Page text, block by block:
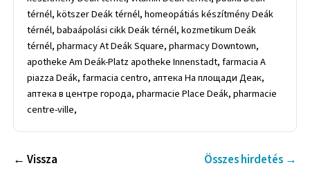
térnél, kötszer Deák térnél, homeopátiás készítmény Deák
térnél, babaápolási cikk Deák térnél, kozmetikum Deák
térnél, pharmacy At Deák Square, pharmacy Downtown,
apotheke Am Deák-Platz apotheke Innenstadt, farmacia A
piazza Deák, farmacia centro, аптека На площади Деак,
аптека в центре города, pharmacie Place Deák, pharmacie
centre-ville,
← Vissza Összes hirdetés →